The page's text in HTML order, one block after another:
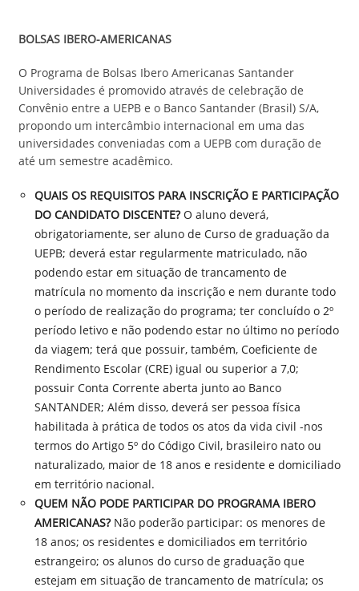
BOLSAS IBERO-AMERICANAS
O Programa de Bolsas Ibero Americanas Santander
Universidades é promovido através de celebração de
Convênio entre a UEPB e o Banco Santander (Brasil) S/A,
propondo um intercâmbio internacional em uma das
universidades conveniadas com a UEPB com duração de
até um semestre acadêmico.
QUAIS OS REQUISITOS PARA INSCRIÇÃO E PARTICIPAÇÃO
DO CANDIDATO DISCENTE? O aluno deverá,
obrigatoriamente, ser aluno de Curso de graduação da
UEPB; deverá estar regularmente matriculado, não
podendo estar em situação de trancamento de
matrícula no momento da inscrição e nem durante todo
o período de realização do programa; ter concluído o 2º
período letivo e não podendo estar no último no período
da viagem; terá que possuir, também, Coeficiente de
Rendimento Escolar (CRE) igual ou superior a 7,0;
possuir Conta Corrente aberta junto ao Banco
SANTANDER; Além disso, deverá ser pessoa física
habilitada à prática de todos os atos da vida civil -nos
termos do Artigo 5º do Código Civil, brasileiro nato ou
naturalizado, maior de 18 anos e residente e domiciliado
em território nacional.
QUEM NÃO PODE PARTICIPAR DO PROGRAMA IBERO
AMERICANAS? Não poderão participar: os menores de
18 anos; os residentes e domiciliados em território
estrangeiro; os alunos do curso de graduação que
estejam em situação de trancamento de matrícula; os